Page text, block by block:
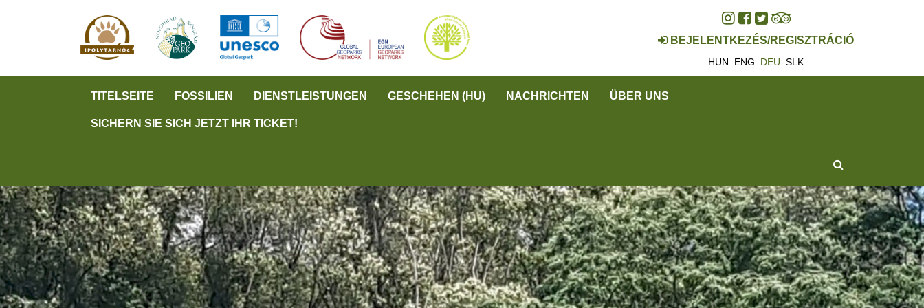
BEJELENTKEZÉS/REGISZTRÁCIÓ
HUN ENG DEU SLK
TITELSEITE FOSSILIEN DIENSTLEISTUNGEN GESCHEHEN (HU) NACHRICHTEN ÜBER UNS
SICHERN SIE SICH JETZT IHR TICKET!